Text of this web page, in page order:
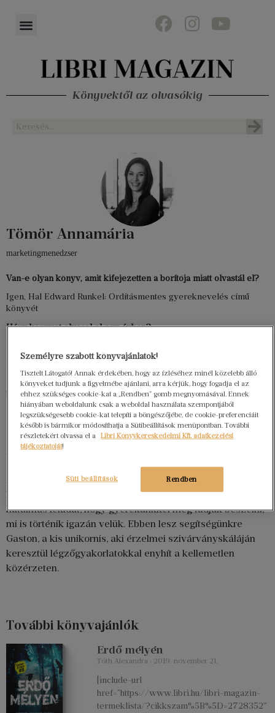
Könyvektől az olvasókig
Tömör Annamária
marketingmenedzser
Van-e olyan könyv, amit kifejezetten a borítója miatt olvastál el?
Igen, Hal Edward Runkel: Ordításmentes gyereknevelés című
könyvét
Hány könyvet olvasol el egy évben?
Mi volt az a könyv, ami eddig a legnagyobb hatással volt rád?
Életem nagy fordulópontja kapcsán Az első 12 hónap című
babagondozási mindentudó.
Gaston érzelmei – Dühös vagyok
[include-url href=”https://www.libri.hu/libri-magazin-
termeklista/?cikkszam%5B%5D=2718053″ cache=”0″]
A hirtelen ránk törő negatív érzelmeink kezelése talán
kisgyerekkorban a legnehezebb. Szülőként pedig
hatalmas feladat, hogy gyerekünkkel meg tudjuk beszélni,
mi is történik igazán velük. Ebben lesz segítségünkre
Gaston, a kis unikornis, aki érzelmei szivárványskáláján
keresztül légzőgyakorlatokkal enyhít a kellemetlen
közérzeten.
További könyvajánlók
Erdő mélyén
Tóth Alexandra 2019. november 21.
[include-url
href=”https://www.libri.hu/libri-magazin-
termeklista/?cikkszam%5B%5D=2728352″
Személyre szabott könyvajánlatok!
Tisztelt Látogató! Annak érdekében, hogy az ízléséhez minél közelebb álló
könyveket tudjunk a figyelmébe ajánlani, arra kérjük, hogy fogadja el az
ehhez szükséges cookie-kat a „Rendben” gomb megnyomásával. Ennek
hiányában weboldalunk csak a weboldal használata szempontjából
legszükségesebb cookie-kat telepíti a böngészőjébe, de cookie-preferenciáit
később is bármikor módosíthatja a Sütibeállítások menüpontban. További
részletekért olvassa el a
Libri Könyvkereskedelmi Kft. adatkezelési
tájékoztatóját!
Rendben
Süti beállítások